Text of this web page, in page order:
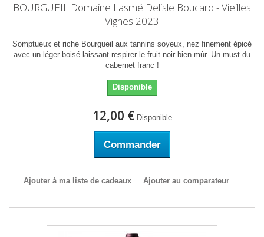
BOURGUEIL Domaine Lasmé Delisle Boucard - Vieilles
Vignes 2023
Somptueux et riche Bourgueil aux tannins soyeux, nez finement épicé
avec un léger boisé laissant respirer le fruit noir bien mûr. Un must du
cabernet franc !
Disponible
12,00 € Disponible
Commander
Ajouter à ma liste de cadeaux Ajouter au comparateur